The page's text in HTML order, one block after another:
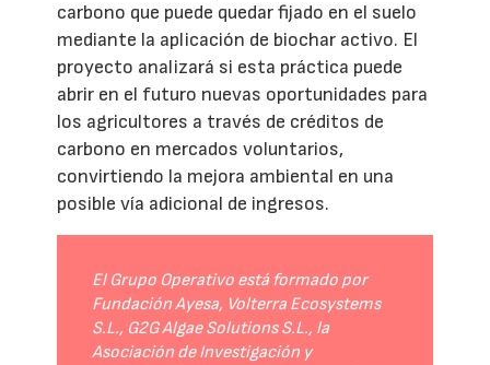
carbono que puede quedar fijado en el suelo
mediante la aplicación de biochar activo. El
proyecto analizará si esta práctica puede
abrir en el futuro nuevas oportunidades para
los agricultores a través de créditos de
carbono en mercados voluntarios,
convirtiendo la mejora ambiental en una
posible vía adicional de ingresos.
El Grupo Operativo está formado por
Fundación Ayesa, Volterra Ecosystems
S.L., G2G Algae Solutions S.L., la
Asociación de Investigación y